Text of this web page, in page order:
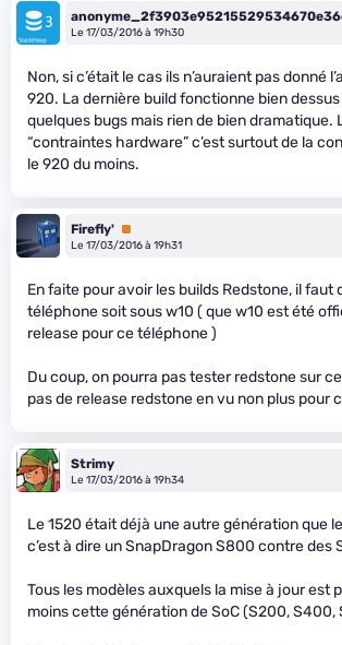
Le 17/03/2016 à 19h30
Non, si c’était le cas ils n’auraient pas donné
920. La dernière build fonctionne bien dessus
quelques bugs mais rien de bien dramatique.
“contraintes hardware” c’est surtout de la
le 920 du moins.
Firefly' Premium
Le 17/03/2016 à 19h31
En faite pour avoir les builds Redstone, il faut
téléphone soit sous w10 ( que w10 est été
release pour ce téléphone )
Du coup, on pourra pas tester redstone sur
pas de release redstone en vu non plus pour
Strimy
Le 17/03/2016 à 19h34
Le 1520 était déjà une autre génération que
c’est à dire un SnapDragon S800 contre des
Tous les modèles auxquels la mise à jour est
moins cette génération de SoC (S200, S400,